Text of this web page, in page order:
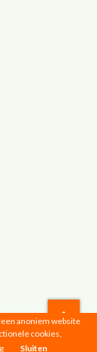
anoniem website
cookies,
Sluiten